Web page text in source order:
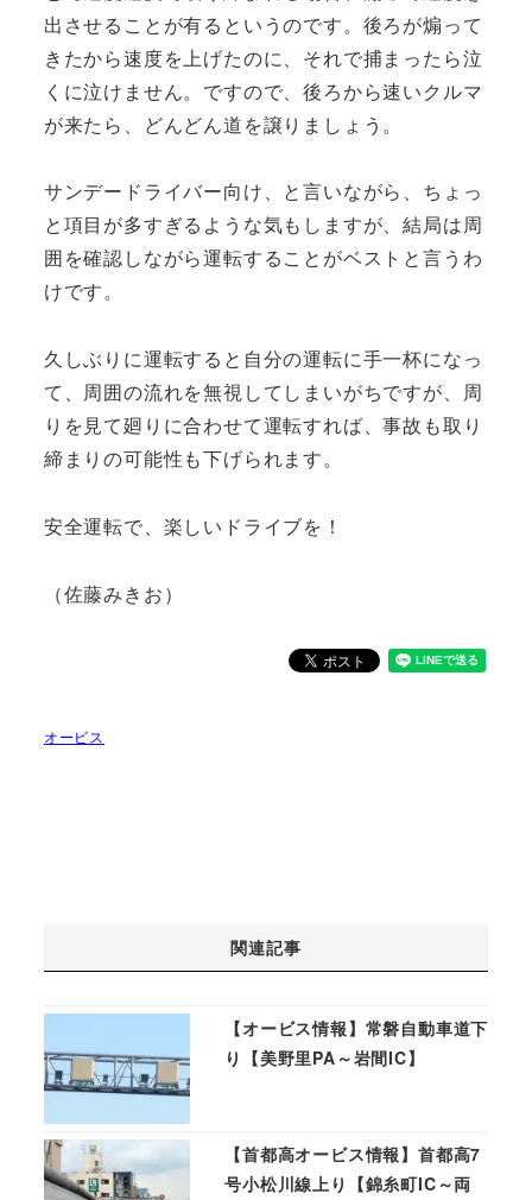
出させることが有るというのです。後ろが煽って
きたから速度を上げたのに、それで捕まったら泣
くに泣けません。ですので、後ろから速いクルマ
が来たら、どんどん道を譲りましょう。
サンデードライバー向け、と言いながら、ちょっ
と項目が多すぎるような気もしますが、結局は周
囲を確認しながら運転することがベストと言うわ
けです。
久しぶりに運転すると自分の運転に手一杯になっ
て、周囲の流れを無視してしまいがちですが、周
りを見て廻りに合わせて運転すれば、事故も取り
締まりの可能性も下げられます。
安全運転で、楽しいドライブを！
（佐藤みきお）
オービス
関連記事
【オービス情報】常磐自動車道下
り【美野里PA～岩間IC】
【首都高オービス情報】首都高7
号小松川線上り【錦糸町IC～両